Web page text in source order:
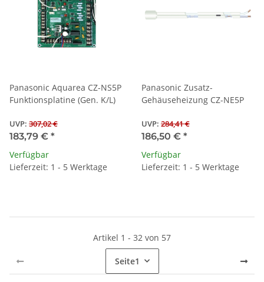
Panasonic Aquarea CZ-NS5P
Funktionsplatine (Gen. K/L)
UVP: 307,02 €
183,79 € *
Verfügbar
Lieferzeit: 1 - 5 Werktage
Panasonic Zusatz-
Gehäuseheizung CZ-NE5P
UVP: 284,41 €
186,50 € *
Verfügbar
Lieferzeit: 1 - 5 Werktage
Artikel 1 - 32 von 57
Seite1